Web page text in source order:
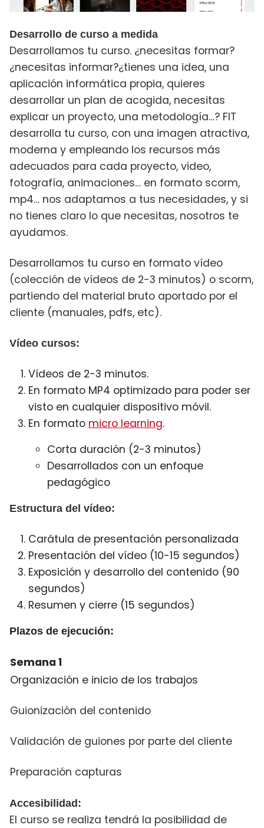
Desarrollo de curso a medida
Desarrollamos tu curso. ¿necesitas formar?
¿necesitas informar?¿tienes una idea, una
aplicación informática propia, quieres
desarrollar un plan de acogida, necesitas
explicar un proyecto, una metodología…? FIT
desarrolla tu curso, con una imagen atractiva,
moderna y empleando los recursos más
adecuados para cada proyecto, video,
fotografía, animaciones… en formato scorm,
mp4… nos adaptamos a tus necesidades, y si
no tienes claro lo que necesitas, nosotros te
ayudamos.
Desarrollamos tu curso en formato vídeo
(colección de vídeos de 2-3 minutos) o scorm,
partiendo del material bruto aportado por el
cliente (manuales, pdfs, etc).
Vídeo cursos:
Vídeos de 2-3 minutos.
En formato MP4 optimizado para poder ser
visto en cualquier dispositivo móvil.
En formato micro learning.
Corta duración (2-3 minutos)
Desarrollados con un enfoque
pedagógico
Estructura del vídeo:
Carátula de presentación personalizada
Presentación del vídeo (10-15 segundos)
Exposición y desarrollo del contenido (90
segundos)
Resumen y cierre (15 segundos)
Plazos de ejecución:
Semana 1
Organización e inicio de los trabajos
Guionización del contenido
Validación de guiones por parte del cliente
Preparación capturas
Accesibilidad:
El curso se realiza tendrá la posibilidad de